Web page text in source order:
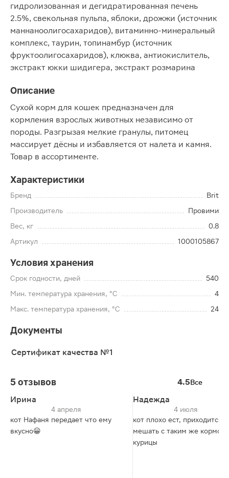
гидролизованная и дегидратированная печень
2.5%, свекольная пульпа, яблоки, дрожжи (источник
маннаноолигосахаридов), витаминно-минеральный
комплекс, таурин, топинамбур (источник
фруктоолигосахаридов), клюква, антиокислитель,
экстракт юкки шидигера, экстракт розмарина
Описание
Сухой корм для кошек предназначен для
кормления взрослых животных независимо от
породы. Разгрызая мелкие гранулы, питомец
массирует дёсны и избавляется от налета и камня.
Товар в ассортименте.
Характеристики
Бренд
Brit
Производитель
Провими
Вес, кг
0.8
Артикул
1000105867
Условия хранения
Срок годности, дней
540
Мин. температура хранения, °C
4
Макс. температура хранения, °C
24
Документы
Сертификат качества №1
5 отзывов 4.5Все
Ирина
4 апреля
кот Нафаня передает что ему
вкусно😀
Надежда
4 июля
кот плохо ест, приходится
мешать с таким же кормом
курицы